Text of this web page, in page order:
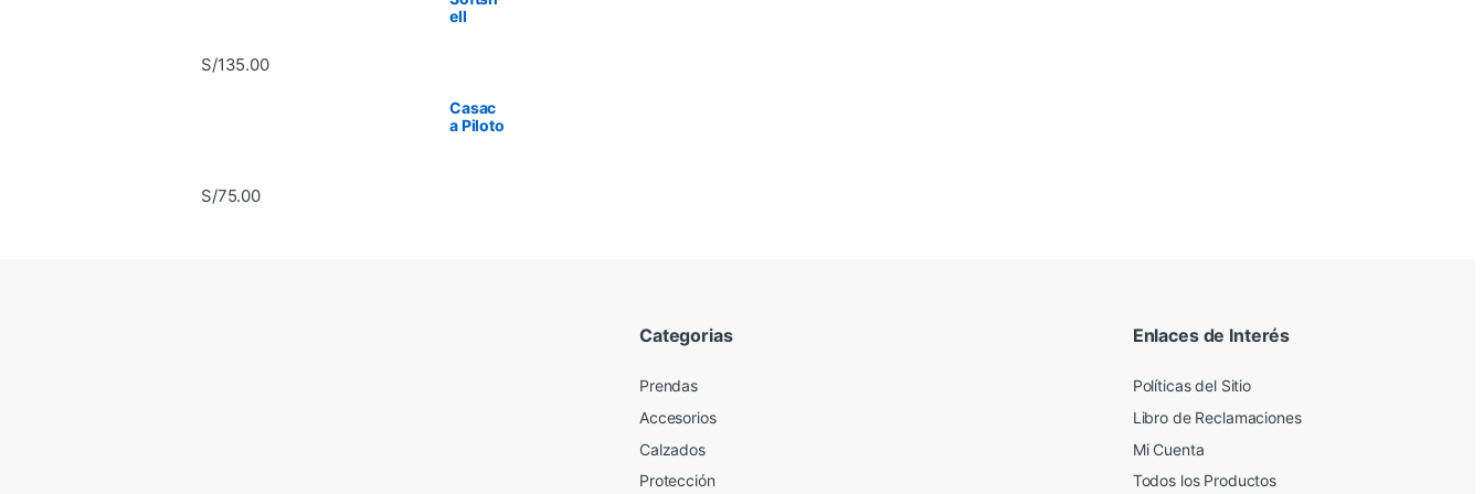
ell
S/135.00
Casac
a Piloto
S/75.00
Categorias
Prendas
Accesorios
Calzados
Protección
Enlaces de Interés
Políticas del Sitio
Libro de Reclamaciones
Mi Cuenta
Todos los Productos